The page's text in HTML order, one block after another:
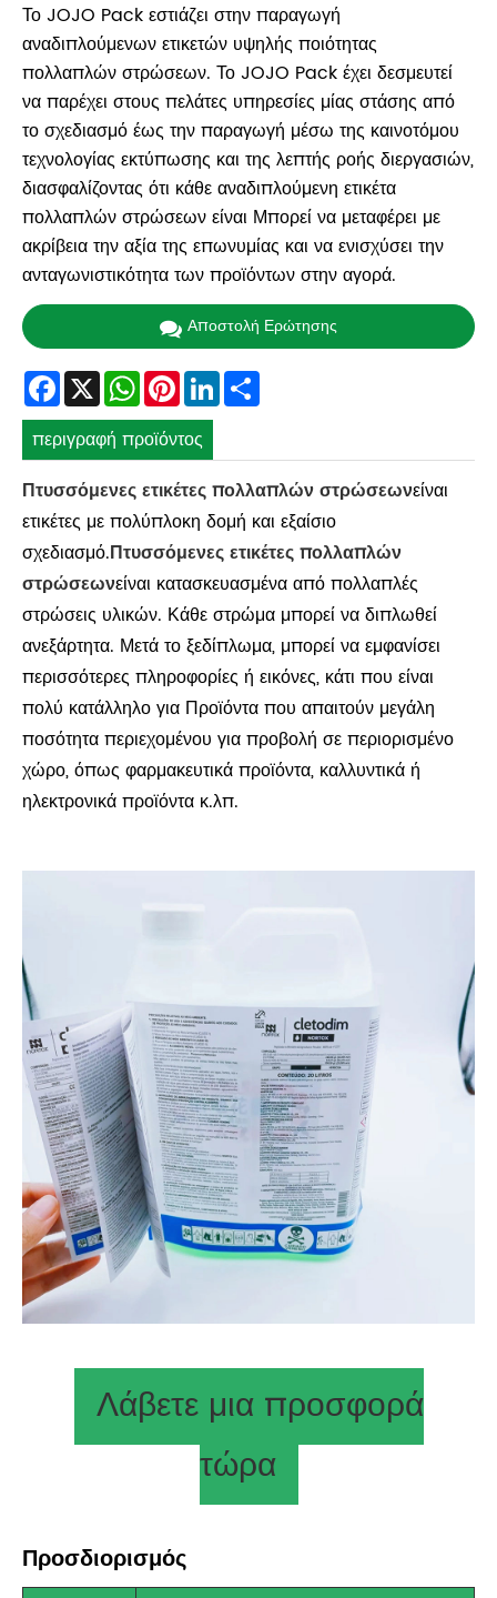
Το JOJO Pack εστιάζει στην παραγωγή
αναδιπλούμενων ετικετών υψηλής ποιότητας
πολλαπλών στρώσεων. Το JOJO Pack έχει δεσμευτεί
να παρέχει στους πελάτες υπηρεσίες μίας στάσης από
το σχεδιασμό έως την παραγωγή μέσω της καινοτόμου
τεχνολογίας εκτύπωσης και της λεπτής ροής διεργασιών,
διασφαλίζοντας ότι κάθε αναδιπλούμενη ετικέτα
πολλαπλών στρώσεων είναι Μπορεί να μεταφέρει με
ακρίβεια την αξία της επωνυμίας και να ενισχύσει την
ανταγωνιστικότητα των προϊόντων στην αγορά.
Αποστολή Ερώτησης
Facebook
X WhatsApp
Pinterest
LinkedIn
περιγραφή προϊόντος
Πτυσσόμενες ετικέτες πολλαπλών στρώσεωνείναι
ετικέτες με πολύπλοκη δομή και εξαίσιο
σχεδιασμό.Πτυσσόμενες ετικέτες πολλαπλών
στρώσεωνείναι κατασκευασμένα από πολλαπλές
στρώσεις υλικών. Κάθε στρώμα μπορεί να διπλωθεί
ανεξάρτητα. Μετά το ξεδίπλωμα, μπορεί να εμφανίσει
περισσότερες πληροφορίες ή εικόνες, κάτι που είναι
πολύ κατάλληλο για Προϊόντα που απαιτούν μεγάλη
ποσότητα περιεχομένου για προβολή σε περιορισμένο
χώρο, όπως φαρμακευτικά προϊόντα, καλλυντικά ή
ηλεκτρονικά προϊόντα κ.λπ.
Λάβετε μια προσφορά
τώρα
Προσδιορισμός